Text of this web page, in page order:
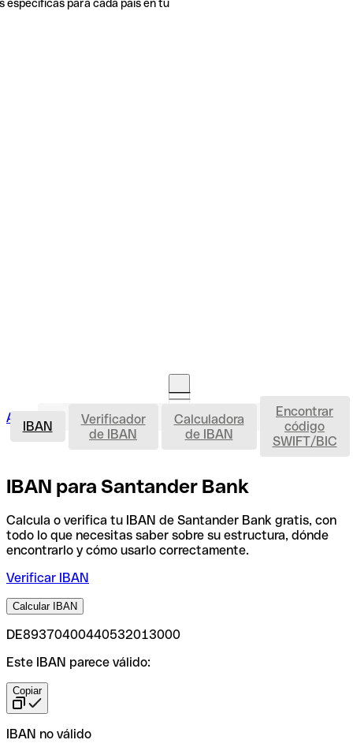
específicas para cada país en tu
Acceso clientesAbrir cuenta IBAN
IBAN
Verificador
de IBAN
Calculadora
de IBAN
Encontrar
código
SWIFT/BIC
IBAN para Santander Bank
Calcula o verifica tu IBAN de Santander Bank gratis, con
todo lo que necesitas saber sobre su estructura, dónde
encontrarlo y cómo usarlo correctamente.
Verificar IBAN
Calcular IBAN
DE89370400440532013000
Este IBAN parece válido:
Copiar
IBAN no válido